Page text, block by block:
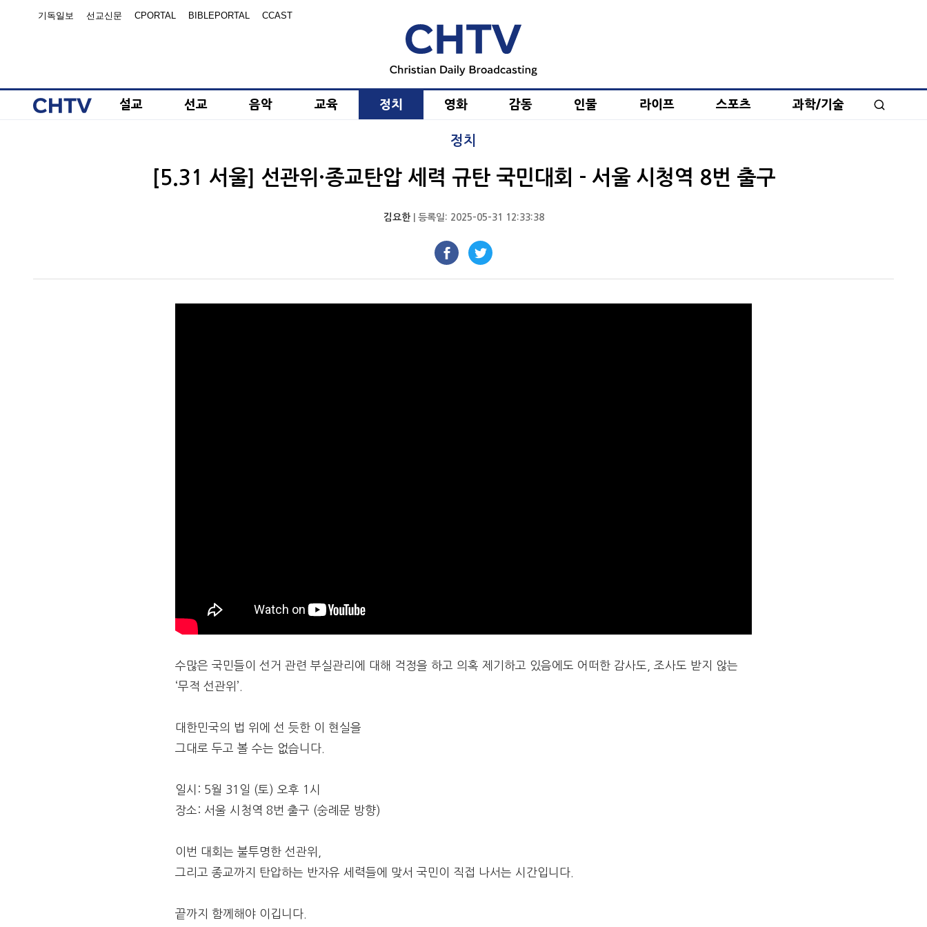
기독일보 선교신문 CPORTAL BIBLEPORTAL CCAST
설교 선교 음악 교육 정치 영화 감동 인물 라이프 스포츠 과학/기술
정치
[5.31 서울] 선관위·종교탄압 세력 규탄 국민대회 - 서울 시청역 8번 출구
김요한| 등록일: 2025-05-31 12:33:38
수많은 국민들이 선거 관련 부실관리에 대해 걱정을 하고 의혹 제기하고 있음에도 어떠한 감사도, 조사도 받지 않는
‘무적 선관위’.
대한민국의 법 위에 선 듯한 이 현실을
그대로 두고 볼 수는 없습니다.
일시: 5월 31일 (토) 오후 1시
장소: 서울 시청역 8번 출구 (숭례문 방향)
이번 대회는 불투명한 선관위,
그리고 종교까지 탄압하는 반자유 세력들에 맞서 국민이 직접 나서는 시간입니다.
끝까지 함께해야 이깁니다.